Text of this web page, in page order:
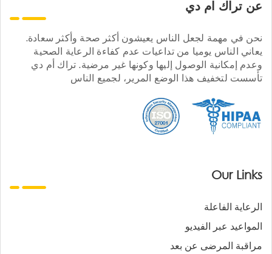
عن تراك ام دي
نحن في مهمة لجعل الناس يعيشون أكثر صحة وأكثر سعادة.
يعاني الناس يوميا من تداعيات عدم كفاءة الرعاية الصحية
وعدم إمكانية الوصول إليها وكونها غير مرضية. تراك أم دي
تأسست لتخفيف هذا الوضع المرير، لجميع الناس
Our Links
الرعاية الفاعلة
المواعيد عبر الفيديو
مراقبة المرضى عن بعد